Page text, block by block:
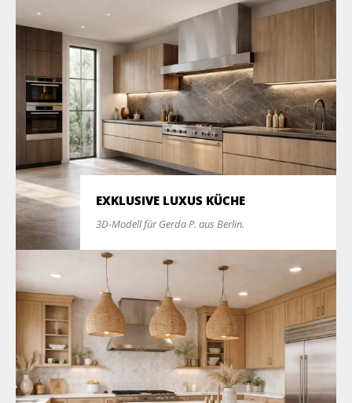
EXKLUSIVE LUXUS KÜCHE
3D-Modell für Gerda P. aus Berlin.